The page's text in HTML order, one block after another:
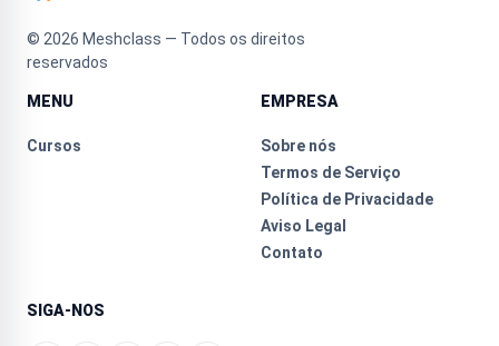
© 2026 Meshclass — Todos os direitos
reservados
MENU
Cursos
EMPRESA
Sobre nós
Termos de Serviço
Política de Privacidade
Aviso Legal
Contato
SIGA-NOS